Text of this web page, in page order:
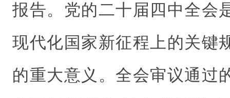
报告。党的二十届四中全会
现代化国家新征程上的关键
的重大意义。全会审议通过